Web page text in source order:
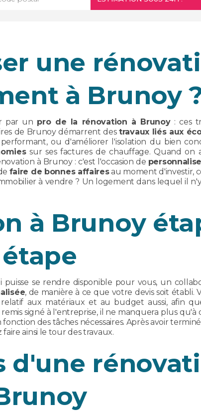
une
à Brunoy
par un pro de la rénovation à Brunoy: ces
de Brunoy démarrent des travaux liés aux
ou d'améliorer l'isolation du bien
sur ses factures de chauffage. Quand on
à Brunoy : c'est l'occasion de
faire de bonnes affairesau moment d'investir,
à vendre ? Un logement dans lequel il
à Brunoy
étape
se rendre disponible pour vous, un
, de manière à ce que votre devis soit établi.
aux matériaux et au budget aussi, afin
signé à l'entreprise, il ne manquera plus
fonction des tâches nécessaires. Après avoir
ainsi le tour des travaux.
d'une